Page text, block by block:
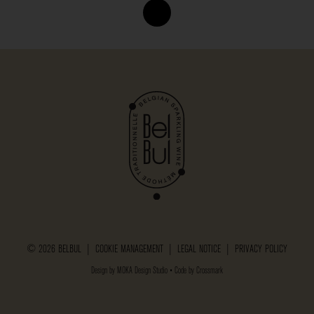
© 2026 BELBUL | COOKIE MANAGEMENT LEGAL NOTICE PRIVACY POLICY
Design by MOKA Design Studio • Code by Crossmark